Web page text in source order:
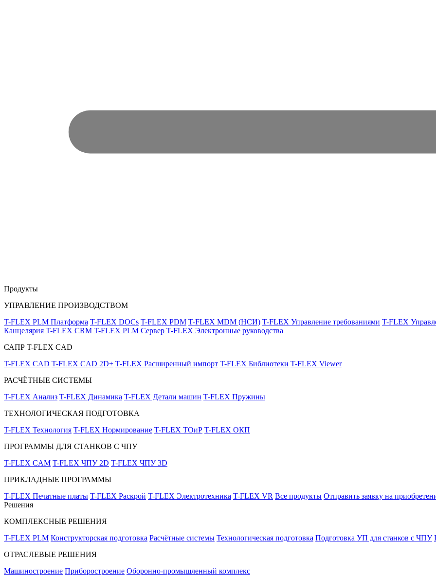
Продукты
УПРАВЛЕНИЕ ПРОИЗВОДСТВОМ
T-FLEX PLM Платформа T-FLEX DOCs T-FLEX PDM T-FLEX MDM (НСИ) T-FLEX Управление требованиями T-FLEX
Канцелярия T-FLEX CRM T-FLEX PLM Сервер T-FLEX Электронные руководства
САПР T-FLEX CAD
T-FLEX CAD T-FLEX CAD 2D+ T-FLEX Расширенный импорт T-FLEX Библиотеки T-FLEX Viewer
РАСЧЁТНЫЕ СИСТЕМЫ
T-FLEX Анализ T-FLEX Динамика T-FLEX Детали машин T-FLEX Пружины
ТЕХНОЛОГИЧЕСКАЯ ПОДГОТОВКА
T-FLEX Технология T-FLEX Нормирование T-FLEX ТОиР T-FLEX ОКП
ПРОГРАММЫ ДЛЯ СТАНКОВ С ЧПУ
T-FLEX CAM T-FLEX ЧПУ 2D T-FLEX ЧПУ 3D
ПРИКЛАДНЫЕ ПРОГРАММЫ
T-FLEX Печатные платы T-FLEX Раскрой T-FLEX Электротехника T-FLEX VR Все продукты Отправить заявку на
Решения
КОМПЛЕКСНЫЕ РЕШЕНИЯ
T-FLEX PLM Конструкторская подготовка Расчётные системы Технологическая подготовка Подготовка УП для станков с ЧПУ
ОТРАСЛЕВЫЕ РЕШЕНИЯ
Машиностроение Приборостроение Оборонно-промышленный комплекс